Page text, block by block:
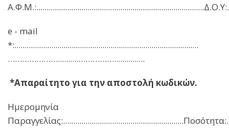
e - mail
*:..........................................................................................
…………………..........……………...............
*Απαραίτητο για την αποστολή κωδικών.
Ημερομηνία